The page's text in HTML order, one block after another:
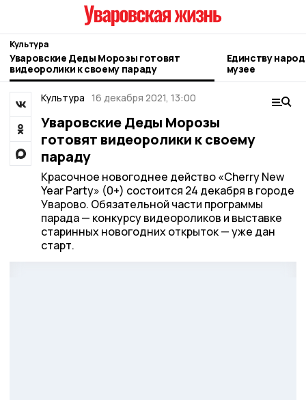
Культура
Уваровские Деды Морозы готовят
видеоролики к своему параду
Единству
музее
Культура 16 декабря 2021, 13:00
Уваровские Деды Морозы
готовят видеоролики к своему
параду
Красочное новогоднее действо «Cherry New
Year Party» (0+) состоится 24 декабря в городе
Уварово. Обязательной части программы
парада — конкурсу видеороликов и выставке
старинных новогодних открыток — уже дан
старт.